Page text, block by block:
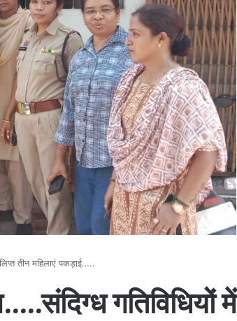
तीन महिलाएं पकड़ाई…..
गतिविधियों में